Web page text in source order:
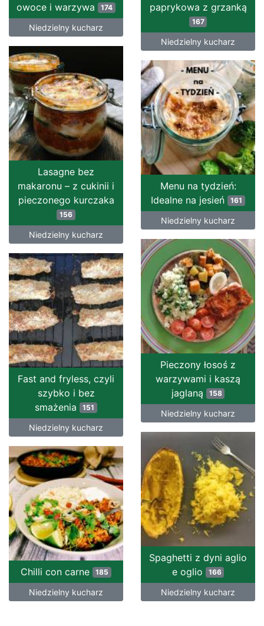
owoce i warzywa 174
Niedzielny kucharz
paprykowa z grzanką
167
Niedzielny kucharz
Lasagne bez
makaronu – z cukinii i
pieczonego kurczaka
156
Niedzielny kucharz
Menu na tydzień:
Idealne na jesień 161
Niedzielny kucharz
Pieczony łosoś z
warzywami i kaszą
jaglaną
158
Niedzielny kucharz
Fast and fryless, czyli
szybko i bez
smażenia 151
Niedzielny kucharz
Spaghetti z dyni aglio
e oglio
166
Niedzielny kucharz
Chilli con carne 185
Niedzielny kucharz